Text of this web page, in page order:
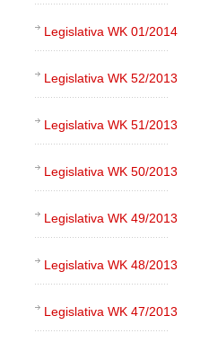
Legislativa WK 01/2014
Legislativa WK 52/2013
Legislativa WK 51/2013
Legislativa WK 50/2013
Legislativa WK 49/2013
Legislativa WK 48/2013
Legislativa WK 47/2013